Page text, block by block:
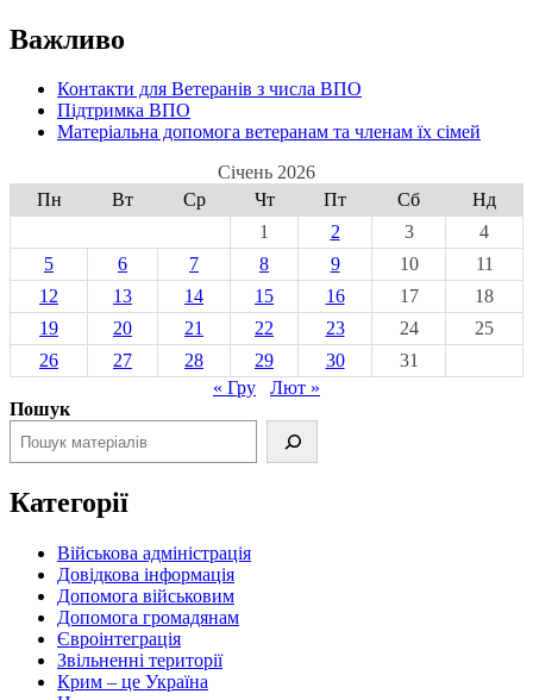
Важливо
Контакти для Ветеранів з числа ВПО
Підтримка ВПО
Матеріальна допомога ветеранам та членам їх сімей
Січень 2026
Пн
Вт Ср Чт Пт Сб
Нд
1
2 3
4
5
6 7 8 9 10
11
12
13 14 15 16 17
18
19
20 21 22 23 24
25
26
27 28 29 30
31
« Гру
Лют »
Пошук
Категорії
Військова адміністрація
Довідкова інформація
Допомога військовим
Допомога громадянам
Євроінтеграція
Звільненні території
Крим – це Україна